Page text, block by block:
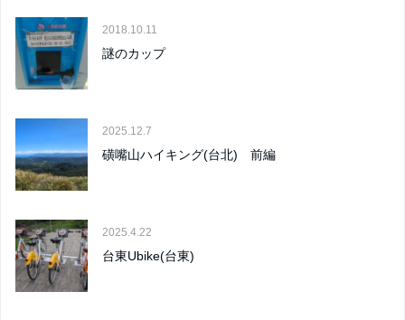
2018.10.11
謎のカップ
2025.12.7
磺嘴山ハイキング(台北) 前編
2025.4.22
台東Ubike(台東)